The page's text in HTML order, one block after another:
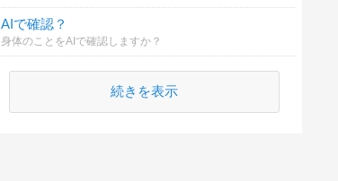
AIで確認？
身体のことをAIで確認しますか？
続きを表示